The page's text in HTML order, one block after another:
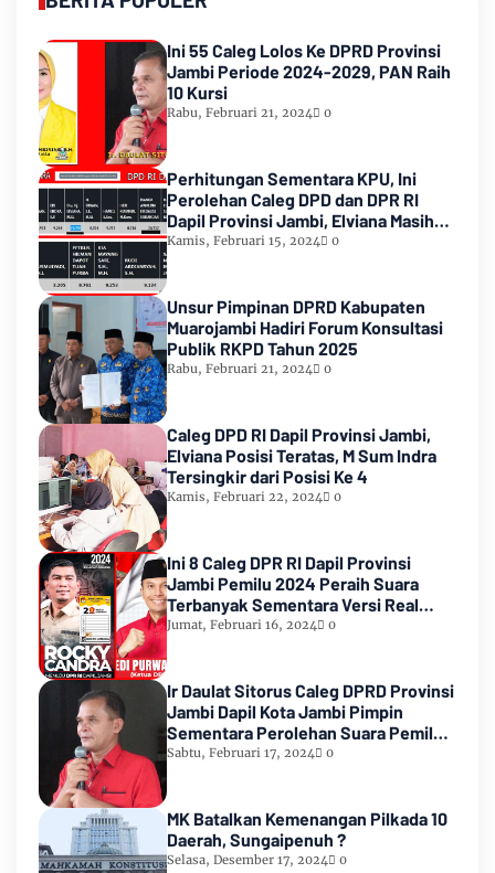
Ini 55 Caleg Lolos Ke DPRD Provinsi
Jambi Periode 2024-2029, PAN Raih
10 Kursi
Rabu, Februari 21, 2024 0
Perhitungan Sementara KPU, Ini
Perolehan Caleg DPD dan DPR RI
Dapil Provinsi Jambi, Elviana Masih
Urutan Kedua Teratas
Kamis, Februari 15, 2024 0
Unsur Pimpinan DPRD Kabupaten
Muarojambi Hadiri Forum Konsultasi
Publik RKPD Tahun 2025
Rabu, Februari 21, 2024 0
Caleg DPD RI Dapil Provinsi Jambi,
Elviana Posisi Teratas, M Sum Indra
Tersingkir dari Posisi Ke 4
Kamis, Februari 22, 2024 0
Ini 8 Caleg DPR RI Dapil Provinsi
Jambi Pemilu 2024 Peraih Suara
Terbanyak Sementara Versi Real
Count KPU RI
Jumat, Februari 16, 2024 0
Ir Daulat Sitorus Caleg DPRD Provinsi
Jambi Dapil Kota Jambi Pimpin
Sementara Perolehan Suara Pemilu
2024
Sabtu, Februari 17, 2024 0
MK Batalkan Kemenangan Pilkada 10
Daerah, Sungaipenuh ?
Selasa, Desember 17, 2024 0